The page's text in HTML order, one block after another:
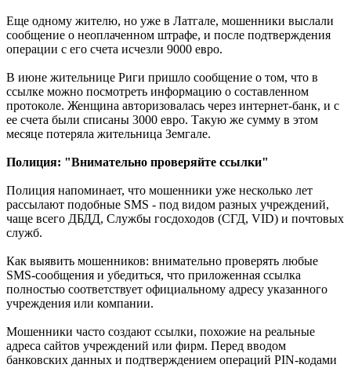
Еще одному жителю, но уже в Латгале, мошенники выслали
сообщение о неоплаченном штрафе, и после подтверждения
операции с его счета исчезли 9000 евро.
В июне жительнице Риги пришло сообщение о том, что в
ссылке можно посмотреть информацию о составленном
протоколе. Женщина авторизовалась через интернет-банк, и с
ее счета были списаны 3000 евро. Такую же сумму в этом
месяце потеряла жительница Земгале.
Полиция: "Внимательно проверяйте ссылки"
Полиция напоминает, что мошенники уже несколько лет
рассылают подобные SMS - под видом разных учреждений,
чаще всего ДБДД, Службы госдоходов (СГД, VID) и почтовых
служб.
Как выявить мошенников: внимательно проверять любые
SMS-сообщения и убедиться, что приложенная ссылка
полностью соответствует официальному адресу указанного
учреждения или компании.
Мошенники часто создают ссылки, похожие на реальные
адреса сайтов учреждений или фирм. Перед вводом
банковских данных и подтверждением операций PIN-кодами